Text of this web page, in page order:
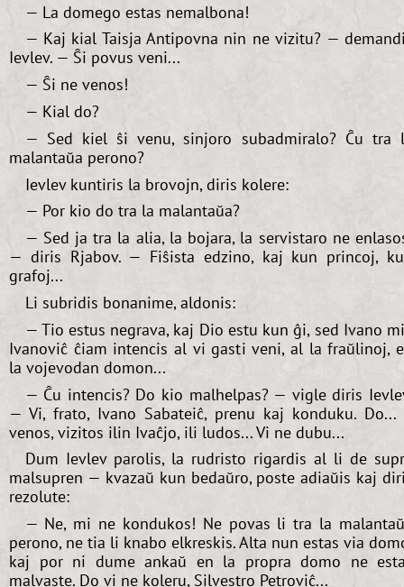
— La domego estas nemalbona!
— Kaj kial Taisja Antipovna nin ne vizitu? —
Ievlev. — Ŝi povus veni...
— Ŝi ne venos!
— Kial do?
— Sed kiel ŝi venu, sinjoro subadmiralo? Ĉu tra
malantaŭa perono?
Ievlev kuntiris la brovojn, diris kolere:
— Por kio do tra la malantaŭa?
— Sed ja tra la alia, la bojara, la servistaro ne
— diris Rjabov. — Fiŝista edzino, kaj kun princoj,
grafoj...
Li subridis bonanime, aldonis:
— Tio estus negrava, kaj Dio estu kun ĝi, sed Ivano
Ivanoviĉ ĉiam intencis al vi gasti veni, al la fraŭlinoj,
la vojevodan domon...
— Ĉu intencis? Do kio malhelpas? — vigle diris
— Vi, frato, Ivano Sabateiĉ, prenu kaj konduku.
venos, vizitos ilin Ivaĉjo, ili ludos... Vi ne dubu...
Dum Ievlev parolis, la rudristo rigardis al li de
malsupren — kvazaŭ kun bedaŭro, poste adiaŭis kaj
rezolute:
— Ne, mi ne kondukos! Ne povas li tra la
perono, ne tia li knabo elkreskis. Alta nun estas via
kaj por ni dume ankaŭ en la propra domo ne
malvaste. Do vi ne koleru, Silvestro Petroviĉ...